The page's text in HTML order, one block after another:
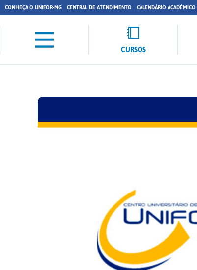
CONHEÇA O UNIFOR-MG CENTRAL DE ATENDIMENTO CALENDÁRIO ACADÊMICO
CURSOS